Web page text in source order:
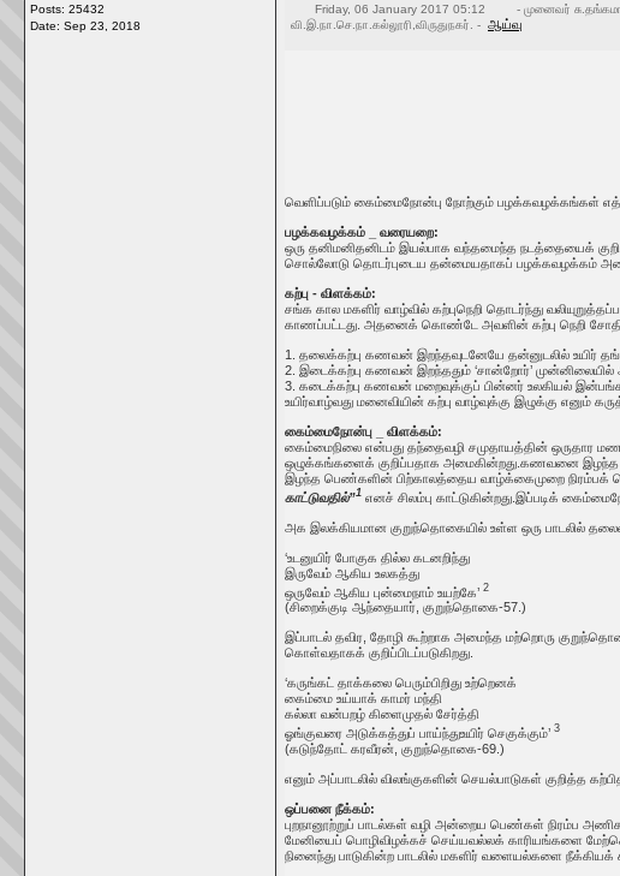
Posts: 25432
Date: Sep 23, 2018
Friday, 06 January 2017 05:12
- முனைவர்
வி.இ.நா.செ.நா.கல்லூரி,விருதுநகர். - ஆய்வு
வெளிப்படும் கைம்மைநோன்பு நோற்கும் பழக்கவழக்கங்கள்
பழக்கவழக்கம் _ வரையறை:
ஒரு தனிமனிதனிடம் இயல்பாக வந்தமைந்த நடத்தையைக்
சொல்லோடு தொடர்புடைய தன்மையதாகப் பழக்கவழக்கம்
கற்பு - விளக்கம்:
சங்க கால மகளிர் வாழ்வில் கற்புநெறி தொடர்ந்து
காணப்பட்டது. அதனைக் கொண்டே அவளின் கற்பு நெறி
1. தலைக்கற்பு கணவன் இறந்தவுடனேயே தன்னுடலில் உயிர்
2. இடைக்கற்பு கணவன் இறந்ததும் ‘சான்றோர்’ முன்னிலையில்
3. கடைக்கற்பு கணவன் மறைவுக்குப் பின்னர் உலகியல்
உயிர்வாழ்வது மனைவியின் கற்பு வாழ்வுக்கு இழுக்கு எனும்
கைம்மைநோன்பு _ விளக்கம்:
கைம்மைநிலை என்பது தந்தைவழி சமுதாயத்தின் ஒருதார
ஒழுக்கங்களைக் குறிப்பதாக அமைகின்றது.கணவனை
இழந்த பெண்களின் பிற்காலத்தைய வாழ்க்கைமுறை நிரம்பக்
காட்டுவதில்”1 எனச் சிலம்பு காட்டுகின்றது.இப்படிக்
அக இலக்கியமான குறுந்தொகையில் உள்ள ஒரு பாடலில்
‘உடனுயிர் போகுக தில்ல கடனறிந்து
இருவேம் ஆகிய உலகத்து
ஒருவேம் ஆகிய புன்மைநாம் உயற்கே’ 2
(சிறைக்குடி ஆந்தையார், குறுந்தொகை-57.)
இப்பாடல் தவிர, தோழி கூற்றாக அமைந்த மற்றொரு
கொள்வதாகக் குறிப்பிடப்படுகிறது.
‘கருங்கட் தாக்கலை பெரும்பிறிது உற்றெனக்
கைம்மை உய்யாக் காமர் மந்தி
கல்லா வன்பறழ் கிளைமுதல் சேர்த்தி
ஓங்குவரை அடுக்கத்துப் பாய்ந்துஉயிர் செகுக்கும்’ 3
(கடுந்தோட் கரவீரன், குறுந்தொகை-69.)
எனும் அப்பாடலில் விலங்குகளின் செயல்பாடுகள் குறித்த
ஒப்பனை நீக்கம்:
புறநானூற்றுப் பாடல்கள் வழி அன்றைய பெண்கள் நிரம்ப
மேனியைப் பொழிவிழக்கச் செய்யவல்லக் காரியங்களை
நினைந்து பாடுகின்ற பாடலில் மகளிர் வளையல்களை நீக்கியக்